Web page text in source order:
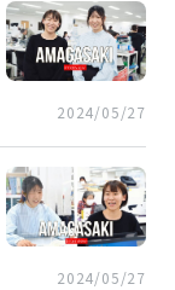
2024/05/27
2024/05/27